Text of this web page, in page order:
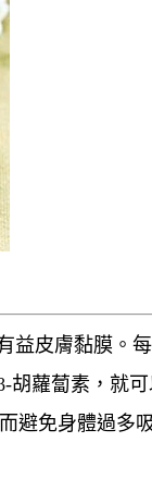
益皮膚黏膜。
蘿蔔素，就可
避免身體過多